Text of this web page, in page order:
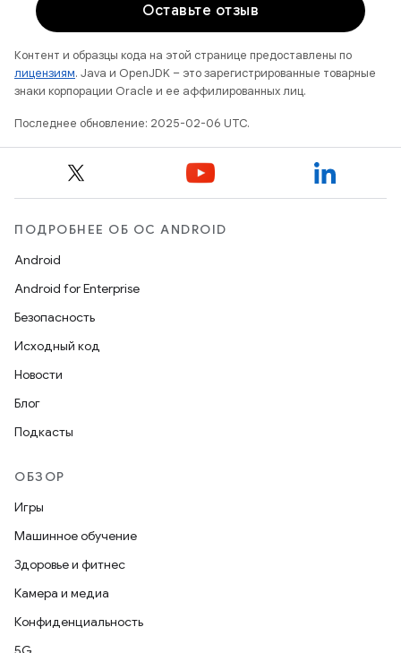
Оставьте отзыв
Контент и образцы кода на этой странице предоставлены по
лицензиям. Java и OpenJDK – это зарегистрированные товарные
знаки корпорации Oracle и ее аффилированных лиц.
Последнее обновление: 2025-02-06 UTC.
ПОДРОБНЕЕ ОБ ОС ANDROID
Android
Android for Enterprise
Безопасность
Исходный код
Новости
Блог
Подкасты
ОБЗОР
Игры
Машинное обучение
Здоровье и фитнес
Камера и медиа
Конфиденциальность